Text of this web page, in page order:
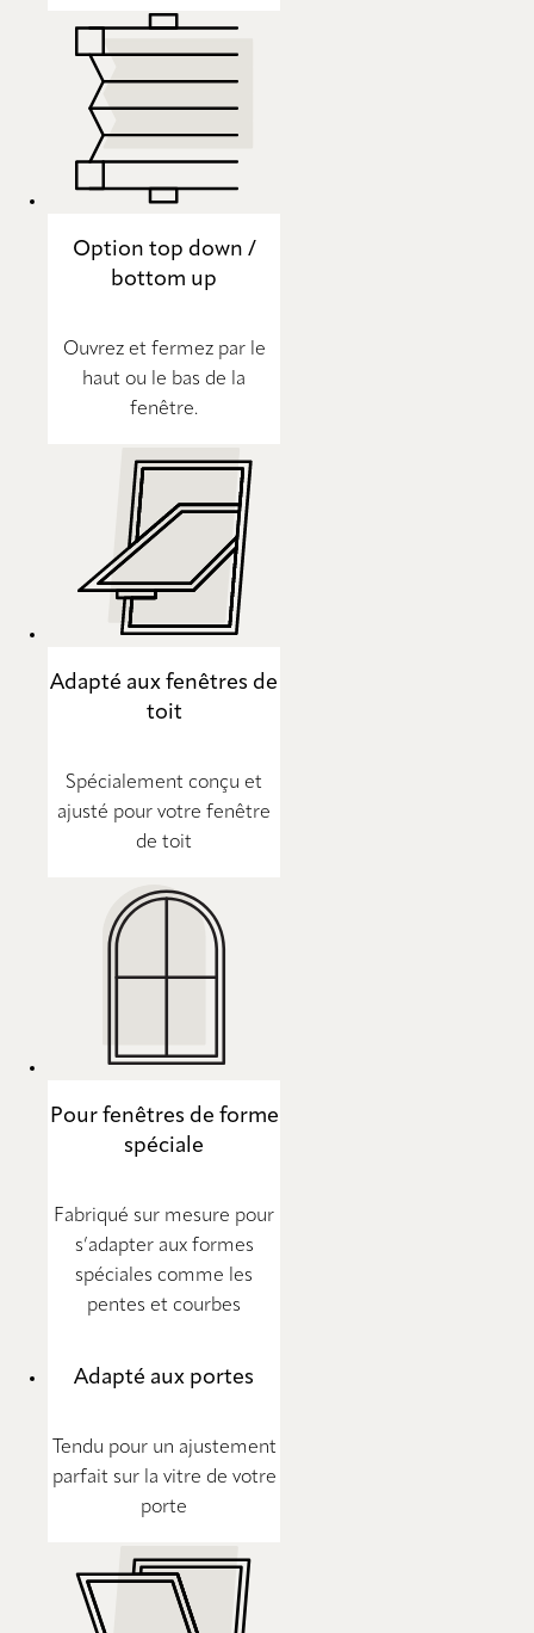
Option top down /
bottom up
Ouvrez et fermez par le
haut ou le bas de la
fenêtre.
Adapté aux fenêtres de
toit
Spécialement conçu et
ajusté pour votre fenêtre
de toit
Pour fenêtres de forme
spéciale
Fabriqué sur mesure pour
s’adapter aux formes
spéciales comme les
pentes et courbes
Adapté aux portes
Tendu pour un ajustement
parfait sur la vitre de votre
porte